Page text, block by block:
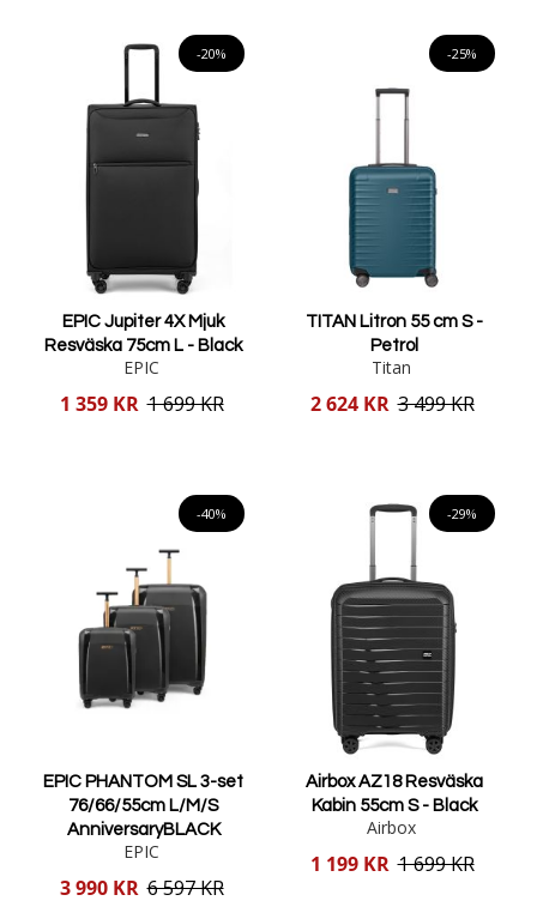
-20%
EPIC Jupiter 4X Mjuk
Resväska 75cm L - Black
EPIC
Reducerat
1 359 KR 1 699 KR
-25%
TITAN Litron 55 cm S -
Petrol
Titan
Reducerat
2 624 KR 3 499 KR
-40%
EPIC PHANTOM SL 3-set
76/66/55cm L/M/S
AnniversaryBLACK
EPIC
Reducerat
3 990 KR 6 597 KR
-29%
Airbox AZ18 Resväska
Kabin 55cm S - Black
Airbox
Reducerat
1 199 KR 1 699 KR